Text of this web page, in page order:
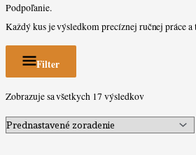
Podpoľanie.
Každý kus je výsledkom precíznej ručnej práce a
Filter
Zobrazuje sa všetkych 17 výsledkov